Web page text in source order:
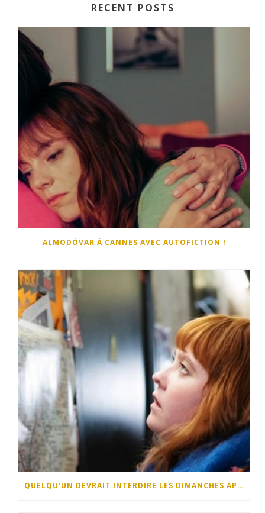
RECENT POSTS
ALMODÓVAR À CANNES AVEC AUTOFICTION !
QUELQU’UN DEVRAIT INTERDIRE LES DIMANCHES APRÈS-MIDI